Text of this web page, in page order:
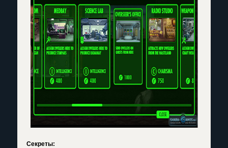
Секреты: